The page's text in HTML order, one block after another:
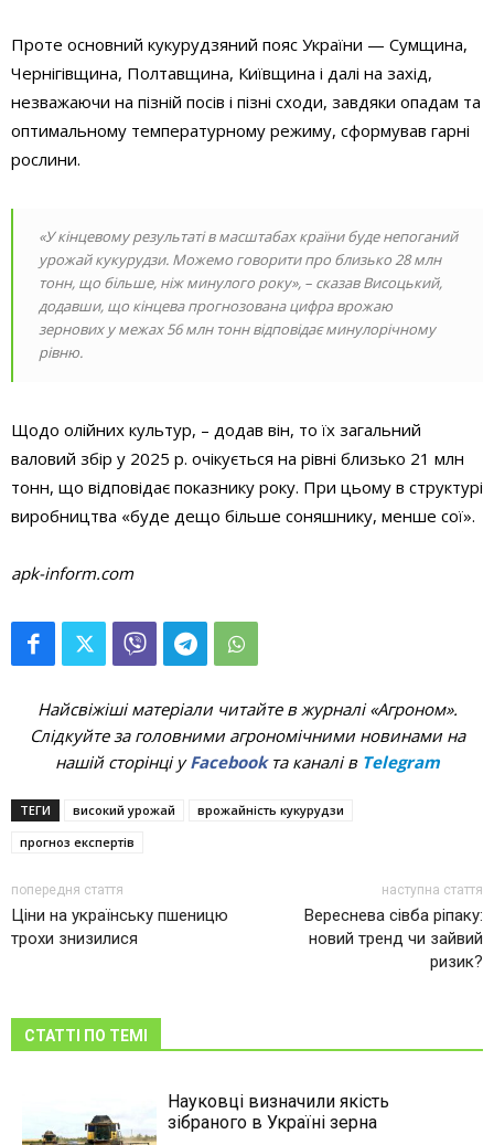
Проте основний кукурудзяний пояс України — Сумщина,
Чернігівщина, Полтавщина, Київщина і далі на захід,
незважаючи на пізній посів і пізні сходи, завдяки опадам та
оптимальному температурному режиму, сформував гарні
рослини.
«У кінцевому результаті в масштабах країни буде непоганий
урожай кукурудзи. Можемо говорити про близько 28 млн
тонн, що більше, ніж минулого року», – сказав Висоцький,
додавши, що кінцева прогнозована цифра врожаю
зернових у межах 56 млн тонн відповідає минулорічному
рівню.
Щодо олійних культур, – додав він, то їх загальний
валовий збір у 2025 р. очікується на рівні близько 21 млн
тонн, що відповідає показнику року. При цьому в структурі
виробництва «буде дещо більше соняшнику, менше сої».
apk-inform.com
Найсвіжіші матеріали читайте в журналі «Агроном».
Слідкуйте за головними агрономічними новинами на
нашій сторінці уFacebookта каналі в Telegram
ТЕГИ високий урожай
врожайність кукурудзи
прогноз експертів
попередня стаття
Ціни на українську пшеницю
трохи знизилися
наступна стаття
Вереснева сівба ріпаку:
новий тренд чи зайвий
ризик?
СТАТТІ ПО ТЕМІ
Науковці визначили якість
зібраного в Україні зерна